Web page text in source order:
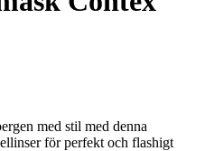
med stil med denna
för perfekt och flashigt